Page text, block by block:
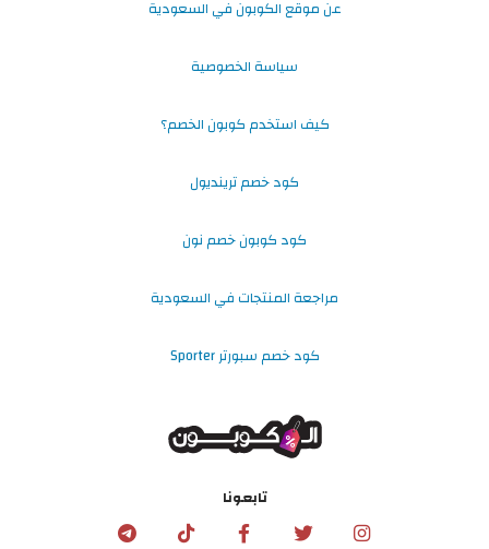
عن موقع الكوبون في السعودية
سياسة الخصوصية
كيف استخدم كوبون الخصم؟
كود خصم ترينديول
كود كوبون خصم نون
مراجعة المنتجات في السعودية
كود خصم سبورتر Sporter
تابعونا